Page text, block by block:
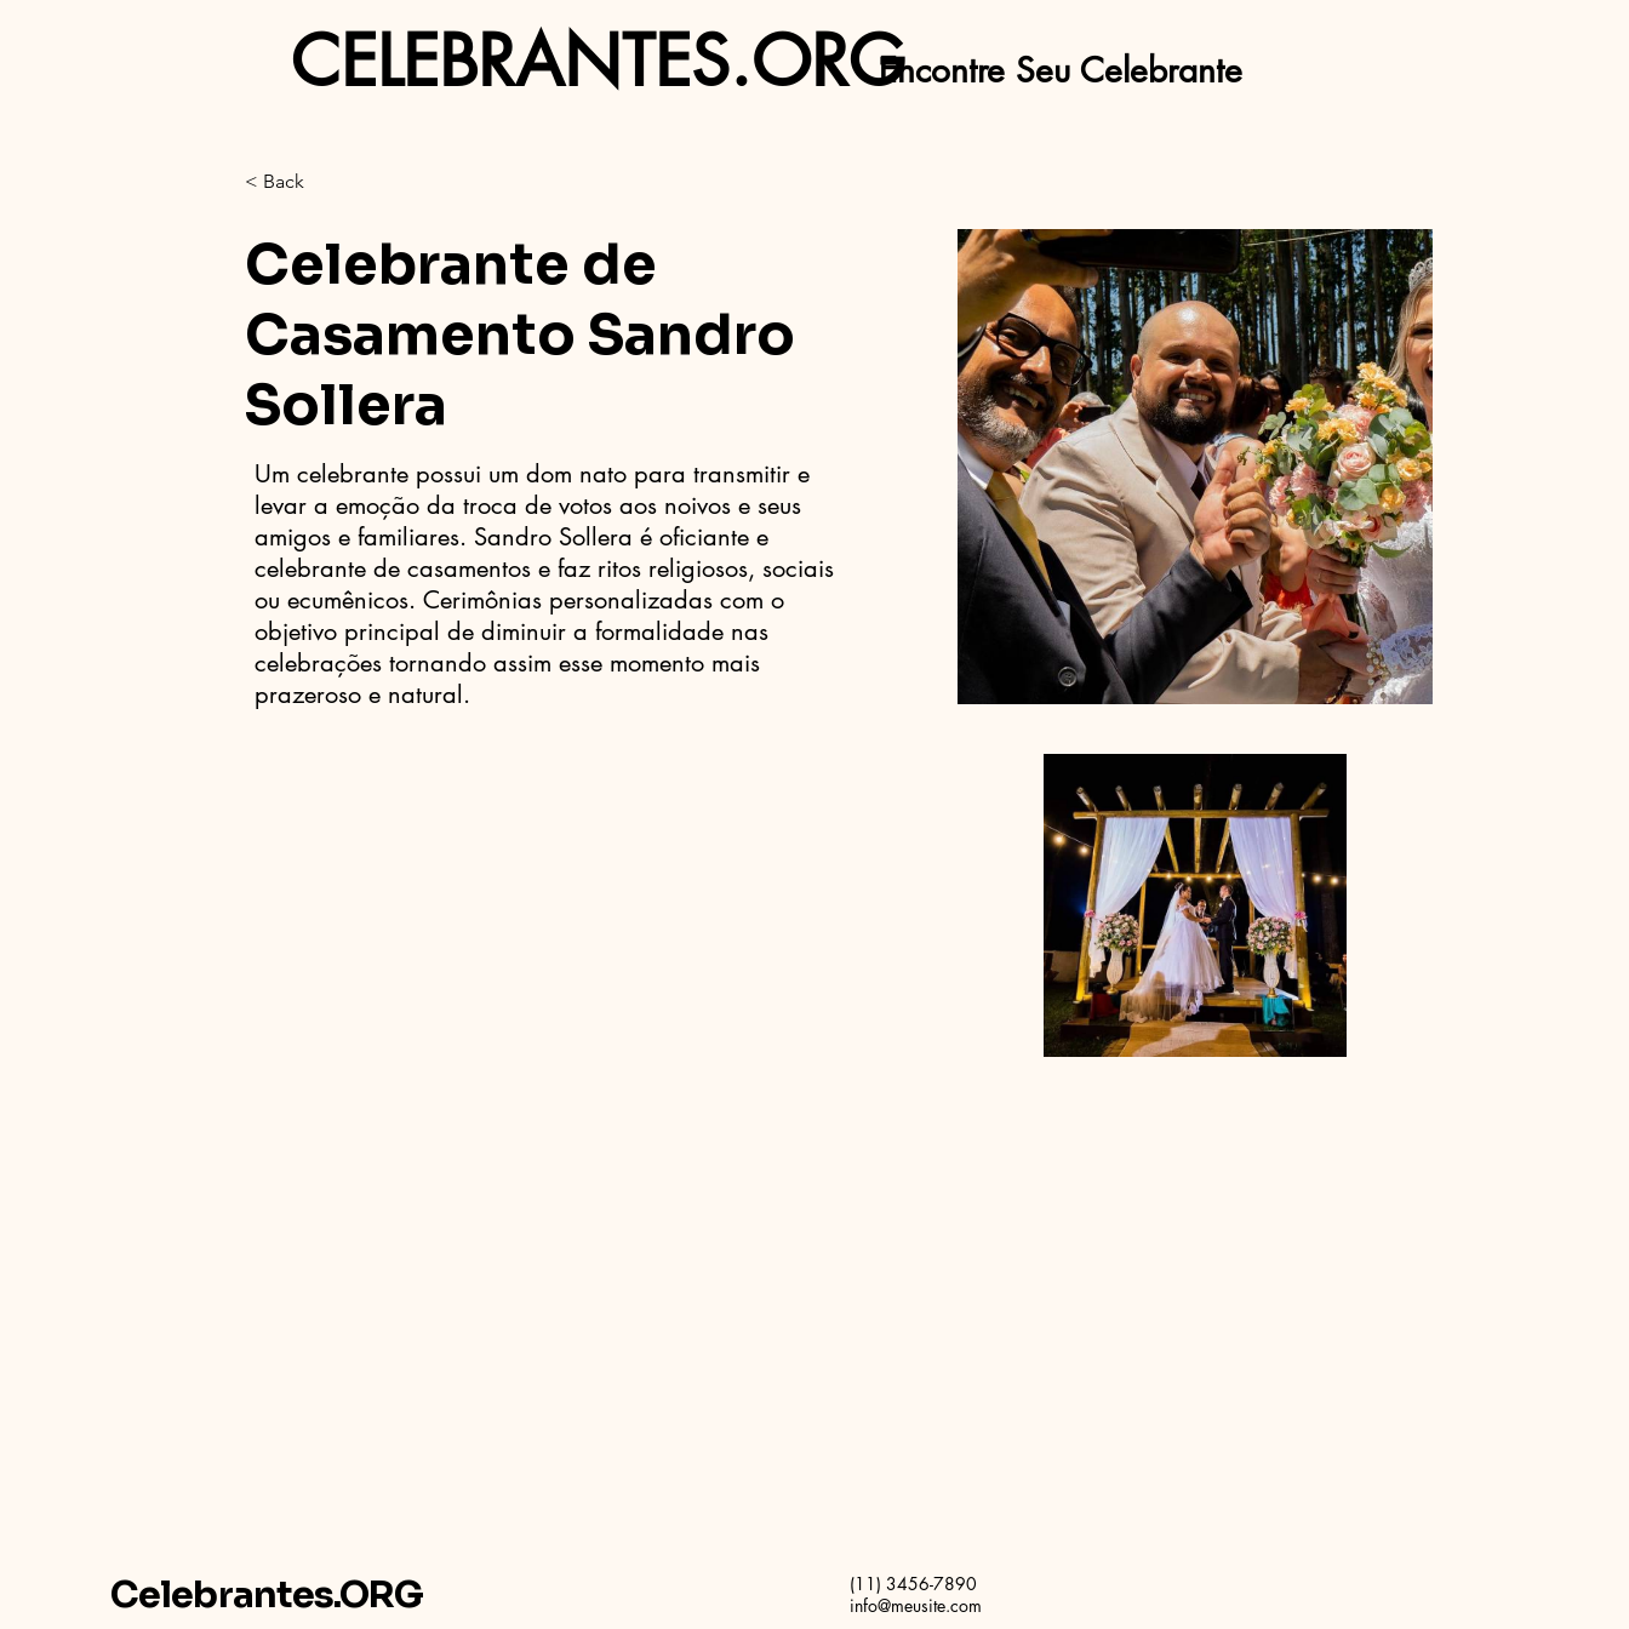
CELEBRANTES.ORGEncontre Seu Celebrante
< Back
Celebrante de
Casamento Sandro
Sollera
Um celebrante possui um dom nato para transmitir e
levar a emoção da troca de votos aos noivos e seus
amigos e familiares. Sandro Sollera é oficiante e
celebrante de casamentos e faz ritos religiosos, sociais
ou ecumênicos. Cerimônias personalizadas com o
objetivo principal de diminuir a formalidade nas
celebrações tornando assim esse momento mais
prazeroso e natural.
Celebrantes.ORG
(11) 3456-7890
info@meusite.com